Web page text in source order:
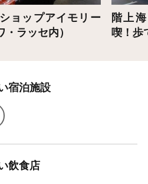
ョップアイモリー
・ラッセ内）
階上
喫！歩
宿泊施設
飲食店